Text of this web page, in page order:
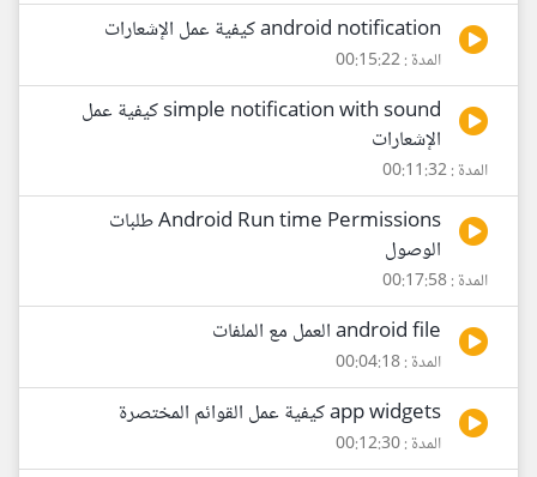
android notification كيفية عمل الإشعارات
المدة : 00:15:22
simple notification with sound كيفية عمل
الإشعارات
المدة : 00:11:32
Android Run time Permissions طلبات
الوصول
المدة : 00:17:58
android file العمل مع الملفات
المدة : 00:04:18
app widgets كيفية عمل القوائم المختصرة
المدة : 00:12:30